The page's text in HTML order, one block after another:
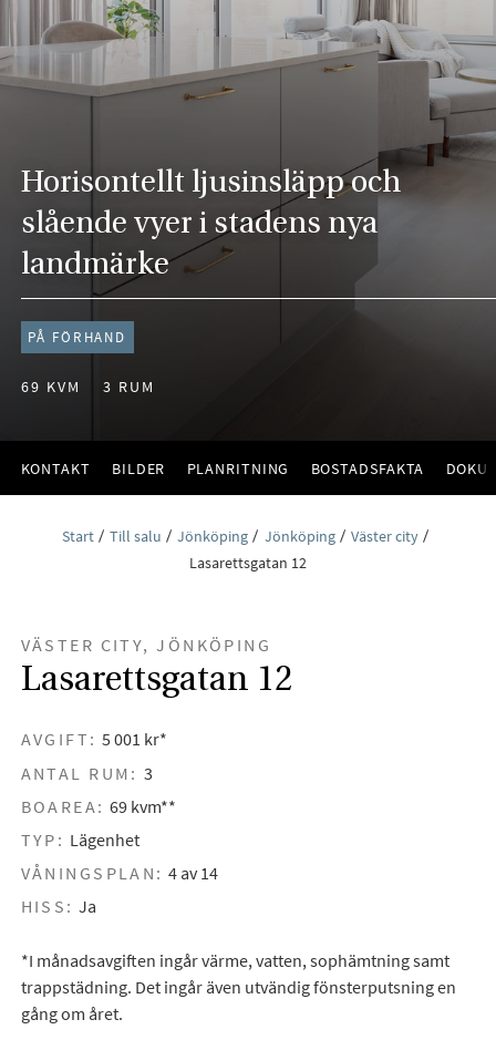
Horisontellt ljusinsläpp och
slående vyer i stadens nya
landmärke
PÅ FÖRHAND
69 KVM 3 RUM
KONTAKT BILDER PLANRITNING BOSTADSFAKTA
Start Till salu Jönköping Jönköping
Väster city
Lasarettsgatan 12
VÄSTER CITY, JÖNKÖPING
Lasarettsgatan 12
AVGIFT: 5 001 kr*
ANTAL RUM: 3
BOAREA: 69 kvm**
TYP: Lägenhet
VÅNINGSPLAN: 4 av 14
HISS: Ja
*I månadsavgiften ingår värme, vatten, sophämtning samt
trappstädning. Det ingår även utvändig fönsterputsning en
gång om året.